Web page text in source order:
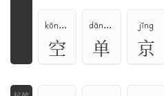
kōng、kòng、kǒng
空
dān、shàn、chán
单
jīng
京